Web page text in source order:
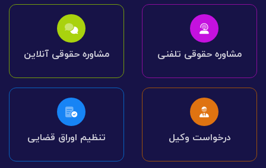
مشاوره حقوقی تلفنی مشاوره حقوقی آنلاین
درخواست وکیل تنظیم اوراق قضایی